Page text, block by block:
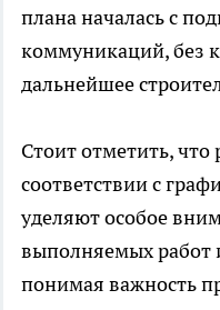
плана началась с
коммуникаций, без
дальнейшее
Стоит отметить, что
соответствии с
уделяют особое
выполняемых работ
понимая важность